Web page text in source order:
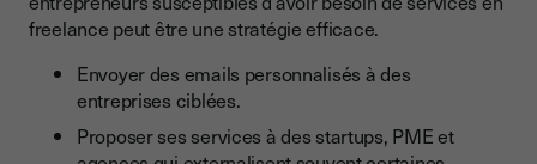
freelance peut être une stratégie efficace.
Envoyer des emails personnalisés à des
entreprises ciblées.
Proposer ses services à des startups, PME et